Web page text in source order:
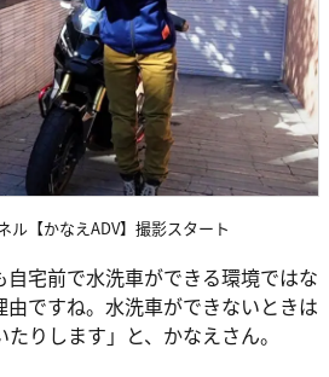
ル【かなえADV】撮影スタート
自宅前で水洗車ができる環境ではな
由ですね。水洗車ができないときは
りします」と、かなえさん。